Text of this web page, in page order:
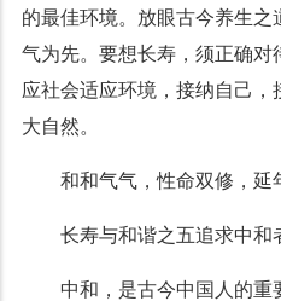
的最佳环境。放眼古今养生
气为先。要想长寿，须正确对
应社会适应环境，接纳自己
大自然。
和和气气，性命双修，延
长寿与和谐之五追求中和
中和，是古今中国人的重